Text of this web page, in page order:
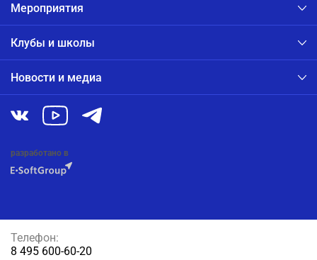
Мероприятия
Клубы и школы
Новости и медиа
разработано в
Телефон:
8 495 600-60-20